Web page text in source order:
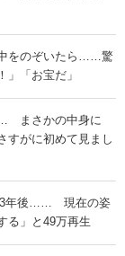
をのぞいたら……驚
」「お宝だ」
まさかの中身に
すがに初めて見まし
年後…… 現在の姿
る」と49万再生